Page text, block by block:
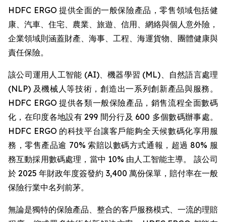
HDFC ERGO 提供全面的一般保險產品，零售領域包括健
康、汽車、住宅、農業、旅遊、信用、網絡與個人意外險，
企業領域則涵蓋財產、海事、工程、海運貨物、團體健康與
責任保險。
該公司運用人工智能 (AI)、機器學習 (ML)、自然語言處理
(NLP) 及機械人等技術，創造出一系列創新產品與服務。
HDFC ERGO 提供各類一般保險產品，銷售流程全面數碼
化，在印度各地設有 299 間分行及 600 多個數碼辦事處。
HDFC ERGO 的科技平台讓客戶能夠全天候數碼化享用服
務，零售產品逾 70% 索賠以數碼方式通報，超過 80% 服
務互動採用數碼處理，當中 10% 由人工智能主導。 該公司
於 2025 年財政年度簽發約 3,400 萬份保單，賠付率在一般
保險行業中名列前茅。
無論是獨特的保險產品、整合的客戶服務模式、一流的理賠